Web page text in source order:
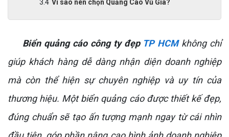
Vì sao nên chọn Quảng Cáo Vũ Gia?
Biển quảng cáo công ty đẹp TP HCMkhông chỉ
giúp khách hàng dễ dàng nhận diện doanh nghiệp
mà còn thể hiện sự chuyên nghiệp và uy tín của
thương hiệu. Một biển quảng cáo được thiết kế đẹp,
đúng chuẩn sẽ tạo ấn tượng mạnh ngay từ cái nhìn